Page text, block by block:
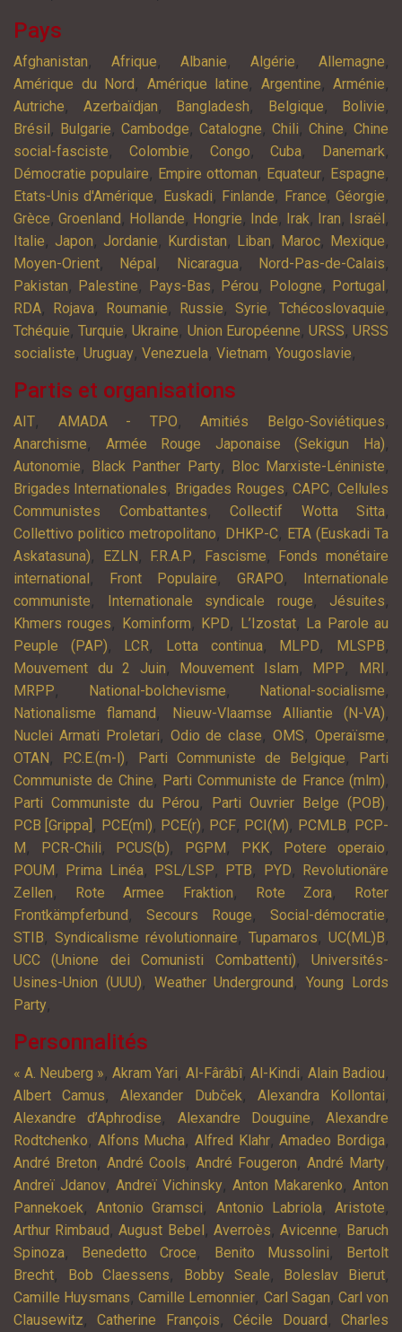
Pays
Afghanistan, Afrique, Albanie, Algérie, Allemagne,
Amérique du Nord, Amérique latine, Argentine, Arménie,
Autriche, Azerbaïdjan, Bangladesh, Belgique, Bolivie,
Brésil, Bulgarie, Cambodge, Catalogne, Chili, Chine, Chine
social-fasciste, Colombie, Congo,Cuba, Danemark,
Démocratie populaire, Empire ottoman, Equateur, Espagne,
Etats-Unis d'Amérique, Euskadi, Finlande, France,Géorgie,
Grèce, Groenland, Hollande, Hongrie, Inde, Irak, Iran, Israël,
Italie, Japon, Jordanie, Kurdistan, Liban, Maroc, Mexique,
Moyen-Orient, Népal, Nicaragua, Nord-Pas-de-Calais,
Pakistan, Palestine, Pays-Bas, Pérou, Pologne, Portugal,
RDA, Rojava, Roumanie, Russie, Syrie, Tchécoslovaquie,
Tchéquie,Turquie,Ukraine, Union Européenne, URSS,URSS
socialiste, Uruguay, Venezuela, Vietnam, Yougoslavie,
Partis et organisations
AIT, AMADA - TPO,Amitiés Belgo-Soviétiques,
Anarchisme, Armée Rouge Japonaise (Sekigun Ha),
Autonomie, Black Panther Party, Bloc Marxiste-Léniniste,
Brigades Internationales, Brigades Rouges, CAPC,Cellules
Communistes Combattantes, Collectif Wotta Sitta,
Collettivo politico metropolitano, DHKP-C, ETA (Euskadi Ta
Askatasuna), EZLN, F.R.A.P, Fascisme, Fonds monétaire
international, Front Populaire, GRAPO, Internationale
communiste, Internationale syndicale rouge, Jésuites,
Khmers rouges, Kominform, KPD, L’Izostat, La Parole au
Peuple (PAP), LCR, Lotta continua, MLPD, MLSPB,
Mouvement du 2 Juin, Mouvement Islam, MPP, MRI ,
MRPP, National-bolchevisme, National-socialisme,
Nationalisme flamand, Nieuw-Vlaamse Alliantie (N-VA),
Nuclei Armati Proletari, Odio de clase,OMS,Operaïsme,
OTAN, P.C.E.(m-l), Parti Communiste de Belgique, Parti
Communiste de Chine, Parti Communiste de France (mlm),
Parti Communiste du Pérou, Parti Ouvrier Belge (POB),
PCB [Grippa] , PCE(ml), PCE(r), PCF, PCI(M), PCMLB, PCP-
M, PCR-Chili, PCUS(b), PGPM, PKK, Potere operaio,
POUM, Prima Linéa, PSL/LSP, PTB, PYD, Revolutionäre
Zellen, Rote Armee Fraktion, Rote Zora, Roter
Frontkämpferbund, Secours Rouge, Social-démocratie,
STIB, Syndicalisme révolutionnaire, Tupamaros, UC(ML)B,
UCC (Unione dei Comunisti Combattenti),Universités-
Usines-Union (UUU), Weather Underground,Young Lords
Party,
Personnalités
« A. Neuberg », Akram Yari, Al-Fârâbî, Al-Kindi, Alain Badiou,
Albert Camus,Alexander Dubček, Alexandra Kollontai,
Alexandre d’Aphrodise, Alexandre Douguine, Alexandre
Rodtchenko, Alfons Mucha,Alfred Klahr,Amadeo Bordiga,
André Breton, André Cools, André Fougeron, André Marty,
Andreï Jdanov, Andreï Vichinsky, Anton Makarenko, Anton
Pannekoek,Antonio Gramsci, Antonio Labriola,Aristote,
Arthur Rimbaud,August Bebel, Averroès, Avicenne, Baruch
Spinoza, Benedetto Croce, Benito Mussolini, Bertolt
Brecht, Bob Claessens, Bobby Seale, Boleslav Bierut,
Camille Huysmans,Camille Lemonnier, Carl Sagan, Carl von
Clausewitz,Catherine François,Cécile Douard,Charles